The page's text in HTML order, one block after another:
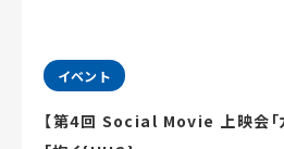
イベント
【第4回 Social Movie 上映会「